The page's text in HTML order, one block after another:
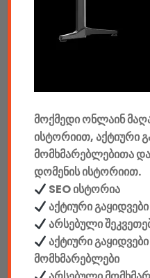
აუდიო & ვიდეო
კონსოლები &
მანქანის აქსესუარები
ელემენტები
აკკუმულატორები
კაბელები & დამტენები
დისკები
ჩანთები
მოქმედი ონლაინ
ისტორიით, აქტიური
მომხმარებლებითა
დომენის ისტორიით.
SEO ისტორია
აქტიური გაყიდვები
არსებული
აქტიური
მომხმარებლები